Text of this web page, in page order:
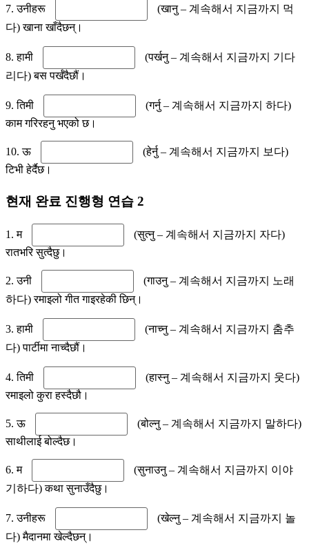
7. उनीहरू
(खानु – 계속해서 지금까지 먹
다) खाना खाँदैछन्।
8. हामी
(पर्खनु – 계속해서 지금까지 기다
리다) बस पर्खँदैछौं।
9. तिमी
(गर्नु – 계속해서 지금까지 하다)
काम गरिरहनु भएको छ।
10. ऊ
(हेर्नु – 계속해서 지금까지 보다)
टिभी हेर्दैछ।
현재 완료 진행형 연습 2
1. म
(सुत्नु – 계속해서 지금까지 자다)
रातभरि सुत्दैछु।
2. उनी
(गाउनु – 계속해서 지금까지 노래
하다) रमाइलो गीत गाइरहेकी छिन्।
3. हामी
(नाच्नु – 계속해서 지금까지 춤추
다) पार्टीमा नाच्दैछौं।
4. तिमी
(हास्नु – 계속해서 지금까지 웃다)
रमाइलो कुरा हस्दैछौ।
5. ऊ
(बोल्नु – 계속해서 지금까지 말하다)
साथीलाई बोल्दैछ।
6. म
(सुनाउनु – 계속해서 지금까지 이야
기하다) कथा सुनाउँदैछु।
7. उनीहरू
(खेल्नु – 계속해서 지금까지 놀
다) मैदानमा खेल्दैछन्।